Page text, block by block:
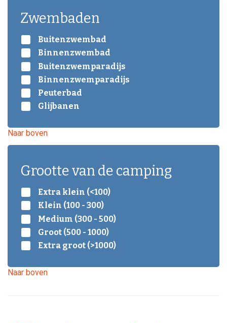
Zwembaden
Buitenzwembad
Binnenzwembad
Buitenzwemparadijs
Binnenzwemparadijs
Peuterbad
Glijbanen
Naar boven
Grootte van de camping
Extra klein (<100)
Klein (100 - 300)
Medium (300 - 500)
Groot (500 - 1000)
Extra groot (>1000)
Naar boven